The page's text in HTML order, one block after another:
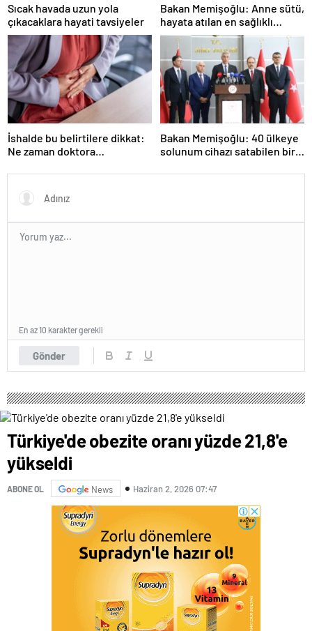
Sıcak havada uzun yola
çıkacaklara hayati tavsiyeler
Bakan Memişoğlu: Anne sütü,
hayata atılan en sağlıklı
adımdır
İshalde bu belirtilere dikkat:
Ne zaman doktora
Bakan Memişoğlu: 40 ülkeye
solunum cihazı satabilen bir
Gönder
En az 10 karakter gerekli
Türkiye'de obezite oranı yüzde 21,8'e
yükseldi
ABONE OL News Haziran 2, 2026 07:47